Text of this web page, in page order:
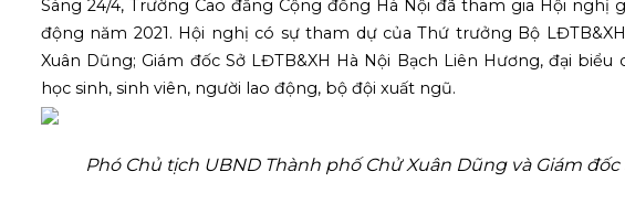
Sáng 24/4, Trường Cao đẳng Cộng đồng Hà Nội đã tham gia Hội
động năm 2021. Hội nghị có sự tham dự của Thứ trưởng Bộ
Xuân Dũng; Giám đốc Sở LĐTB&XH Hà Nội Bạch Liên Hương, đại
học sinh, sinh viên, người lao động, bộ đội xuất ngũ.
Phó Chủ tịch UBND Thành phố Chử Xuân Dũng và Giám đốc